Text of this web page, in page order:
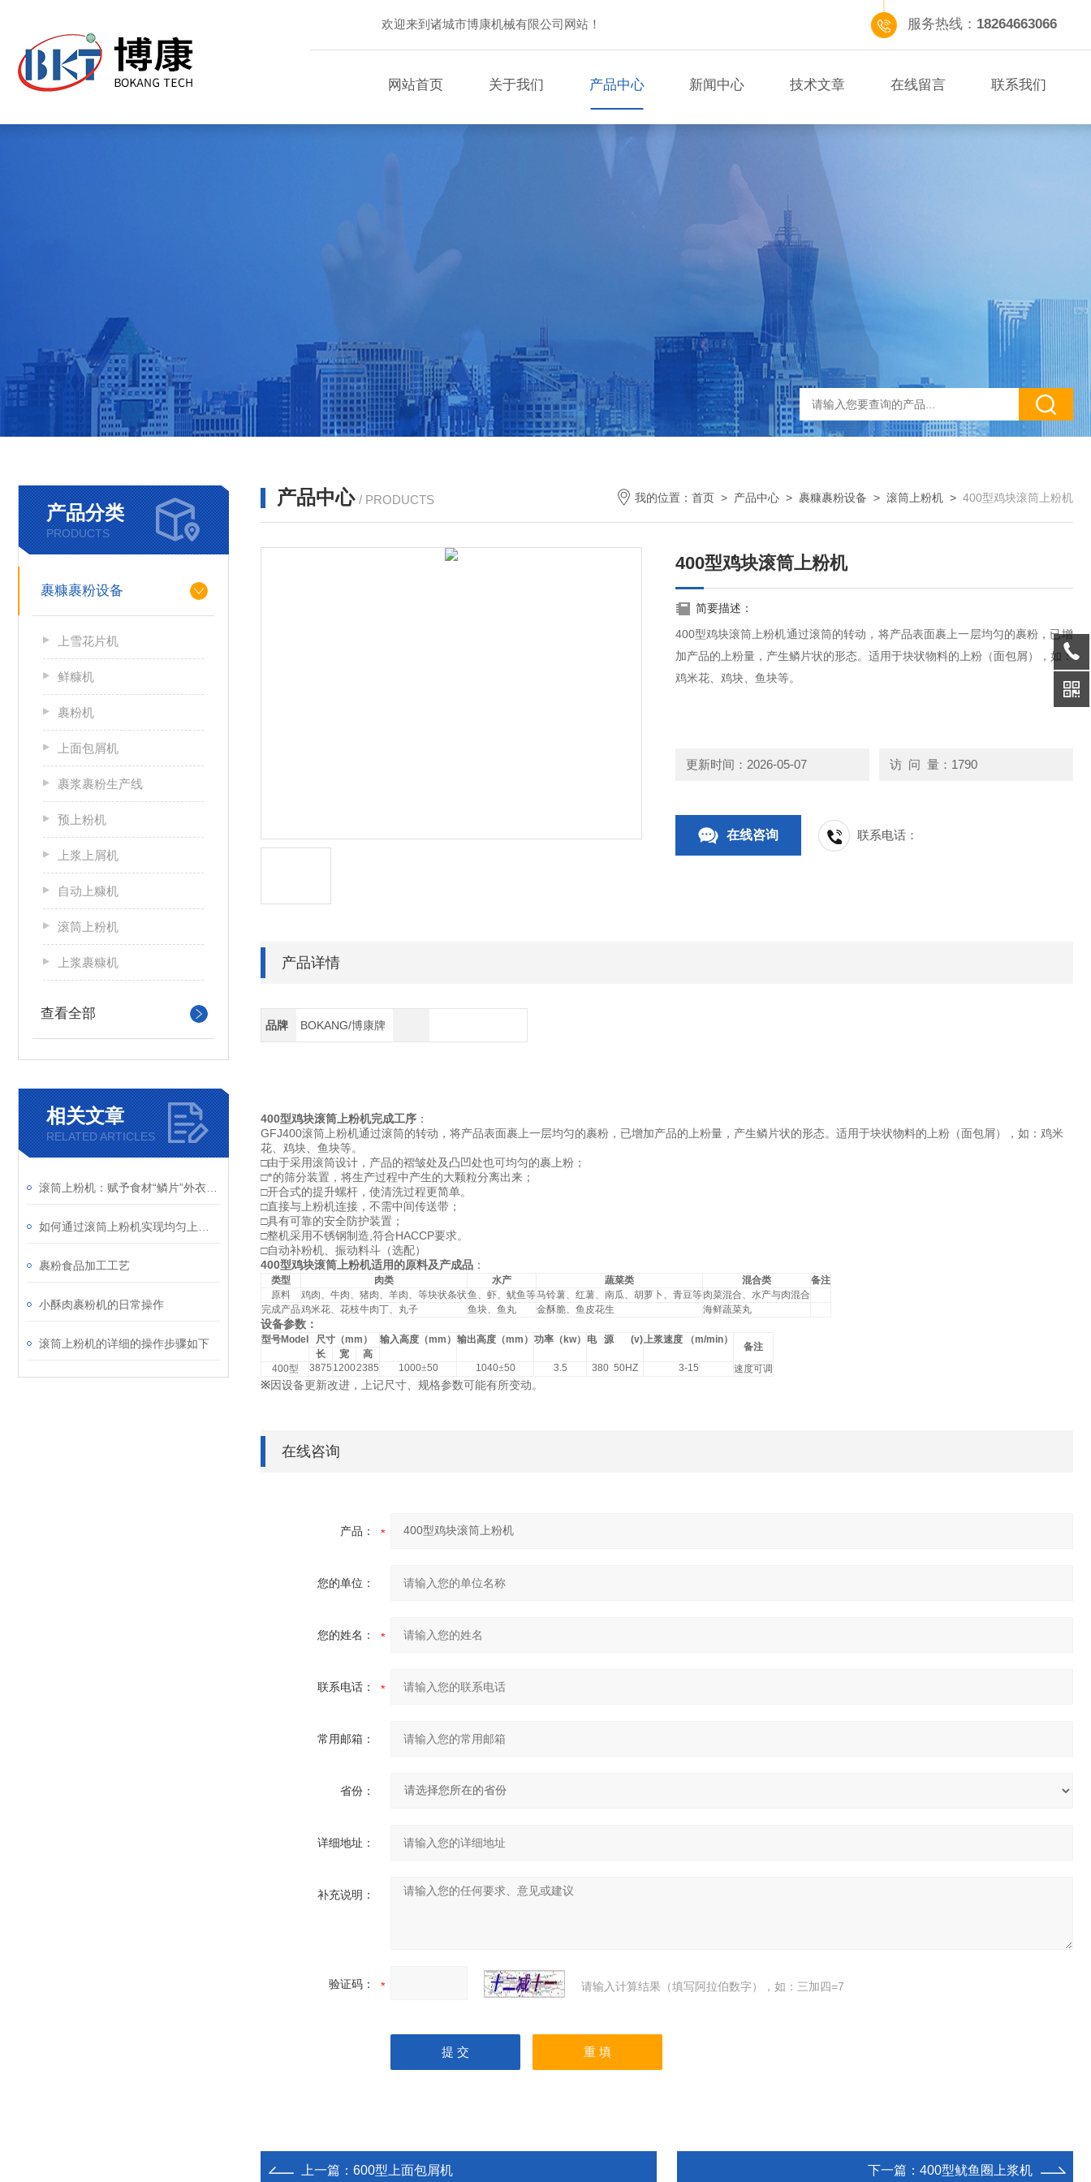
欢迎来到诸城市博康机械有限公司网站！ 服务热线： 18264663066
网站首页 关于我们 产品中心 新闻中心 技术文章 在线留言 联系我们
产品分类
PRODUCTS
裹糠裹粉设备
上雪花片机
鲜糠机
裹粉机
上面包屑机
裹浆裹粉生产线
预上粉机
上浆上屑机
自动上糠机
滚筒上粉机
上浆裹糠机
查看全部
相关文章
RELATED ARTICLES
裹粉食品加工工艺
小酥肉裹粉机的日常操作
滚筒上粉机的详细的操作步骤如下
产品中心 / PRODUCTS 我的位置： 首页 > 产品中心 > 裹糠裹粉设备 > 滚筒上粉机 > 400型鸡块滚筒上粉机
400型鸡块滚筒上粉机
简要描述：
400型鸡块滚筒上粉机通过滚筒的转动，将产品表面裹上一层均匀的裹粉，已增
加产品的上粉量，产生鳞片状的形态。适用于块状物料的上粉（面包屑），如：
鸡米花、鸡块、鱼块等。
更新时间：2026-05-07 访 问 量：1790
在线咨询 联系电话：
产品详情
品牌 BOKANG/博康牌
400型鸡块滚筒上粉机完成工序 ：
GFJ400滚筒上粉机通过滚筒的转动，将产品表面裹上一层均匀的裹粉，已增加产品的上粉量，产生鳞片状的形态。适用于块状物料的上粉（面包屑），如：鸡米
花、鸡块、鱼块等。
□由于采用滚筒设计，产品的褶皱处及凸凹处也可均匀的裹上粉；
□*的筛分装置，将生产过程中产生的大颗粒分离出来；
□开合式的提升螺杆，使清洗过程更简单。
□直接与上粉机连接，不需中间传送带；
□具有可靠的安全防护装置；
□整机采用不锈钢制造 符合HACCP要求。
□自动补粉机、振动料斗（选配）
400型鸡块滚筒上粉机适用的原料及产成品 ：
类型 肉类 水产 蔬菜类 混合类
备注
原料
鸡肉、牛肉、猪肉、羊肉、等块状条状鱼、虾、鱿鱼等马铃薯、红薯、南瓜、胡萝卜、青豆等肉菜混合、水产与肉混合
完成产品鸡米花、花枝牛肉丁、丸子 鱼块、鱼丸 金酥脆、鱼皮花生 海鲜蔬菜丸
设备参数：
型号Model 尺寸（mm ） 输入高度（mm ） 输出高度（mm ） 功率（ kw） 电 源(v)上浆速度 （m/min）
备注
长 宽
高
400型 3875 12002385 1000±50 1040±50 3.5 380 50HZ 3-15 速度可调
※因设备更新改进，上记尺寸、规格参数可能有所变动。
在线咨询
产品：
您的单位：
您的姓名：
联系电话：
常用邮箱：
省份：
详细地址：
补充说明：
验证码： 请输入计算结果（填写阿拉伯数字），如：三加四=7
上一篇： 600型上面包屑机 下一篇： 400型鱿鱼圈上浆机